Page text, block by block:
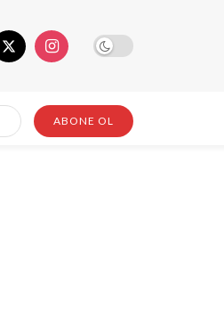
ABONE OL